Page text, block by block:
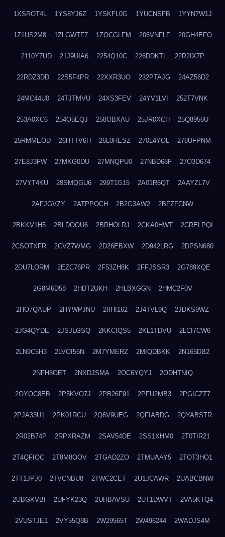
1XSROT4L 1YS8YJ6Z 1YSKFL0G 1YUCNSFB 1YYN7W1J
1Z1US2M8 1ZLGWTF7 1ZOCGLFM 206VNFLF 20GH4EFO
2110Y7UD 21J9UIA6 2254Q10C 226DDKTL 22R2IX7P
22RDZ3DD 22S5F4PR 22XXR3UO 232PTAJG 24AZ56D2
24MC44U0 24TJTMVU 24XS3FEV 24YV1LVI 252T7VNK
253A0XC6 254O5EQJ 258OBXAU 25JR0XCH 25Q8956U
25RMMEOD 26HTTV6H 26L0HESZ 270L4YOL 276UFPNM
27E8J3FW 27MKG0DU 27MNQPU0 27NBD68F 27O3D674
27VYT4KU 28SMQGU6 299T1G15 2A01R6QT 2AAYZL7V
2AFJGVZY 2ATPPOCH 2B2G3AW2 2BFZFCNW
2BKKV1H5 2BLDOOU6 2BRHOLRJ 2CKA0HWT 2CRELPQI
2CSOTXFR 2CVZ7WMG 2D26EBXW 2D942LRG 2DPSN680
2DU7LORM 2EZC76PR 2F53ZH8K 2FFJSSR3 2G789XQE
2G8M6D58 2HDT2UKH 2HLBXGGN 2HMC2F0V
2HO7QAUP 2HYWPJNU 2IIHI162 2J4TVL9Q 2JDKS9WZ
2JG4QYDE 2JSJLGSQ 2KKCIQS5 2KL1TDVU 2LCI7CW6
2LN9C5H3 2LVOI55N 2M7YMERZ 2MIQDBKK 2N165DB2
2NFH8OET 2NXDJSMA 2OC6YQYJ 2ODHTNIQ
2OYOC8EB 2P5KVO7J 2PB26F91 2PFU2MB3 2PGICZT7
2PJA33U1 2PK01RCU 2Q6V9UEG 2QFIABDG 2QYABSTR
2R02B74P 2RPXRAZM 2SAV54DE 2SS1XHM0 2T0TIR21
2T4QFIOC 2T8M8OOV 2TGAD2ZO 2TMUAAY5 2TOT3HO1
2TT1JPJ0 2TVCNBU8 2TWC2CET 2U1JCAWR 2UABCBNW
2UBGKVBI 2UFYK23Q 2UHBAVSU 2UT1DWVT 2VA5KTQ4
2VUSTJE1 2VY55Q8B 2W29565T 2W496244 2WADJS4M